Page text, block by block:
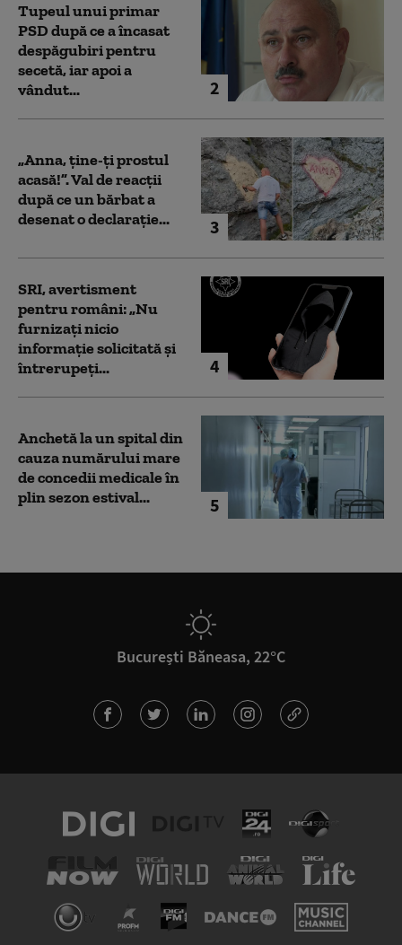
2
Tupeul unui primar
PSD după ce a încasat
despăgubiri pentru
secetă, iar apoi a
vândut...
3
„Anna, ţine-ţi prostul
acasă!”. Val de reacții
după ce un bărbat a
desenat o declarație...
4
SRI, avertisment
pentru români: „Nu
furnizați nicio
informație solicitată și
întrerupeți...
5
Anchetă la un spital din
cauza numărului mare
de concedii medicale în
plin sezon estival...
București Băneasa, 22°C